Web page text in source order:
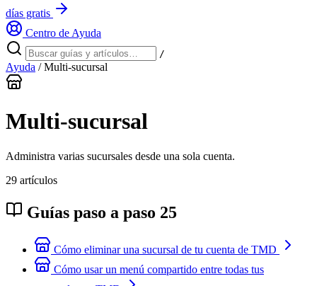
días gratis
Centro de Ayuda
/
Ayuda / Multi-sucursal
Multi-sucursal
Administra varias sucursales desde una sola cuenta.
29 artículos
Guías paso a paso 25
Cómo eliminar una sucursal de tu cuenta de TMD
Cómo usar un menú compartido entre todas tus